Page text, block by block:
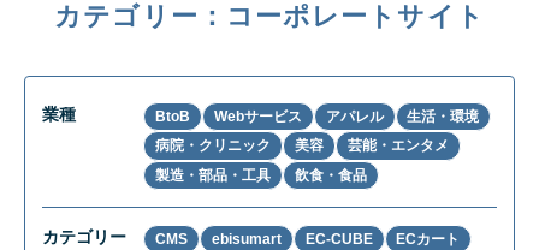
カテゴリー：コーポレートサイト
業種 BtoB Webサービス アパレル
生活・環境
病院・クリニック
美容
芸能・エンタメ
製造・部品・工具
飲食・食品
カテゴリー CMS ebisumart EC-CUBE
ECカート